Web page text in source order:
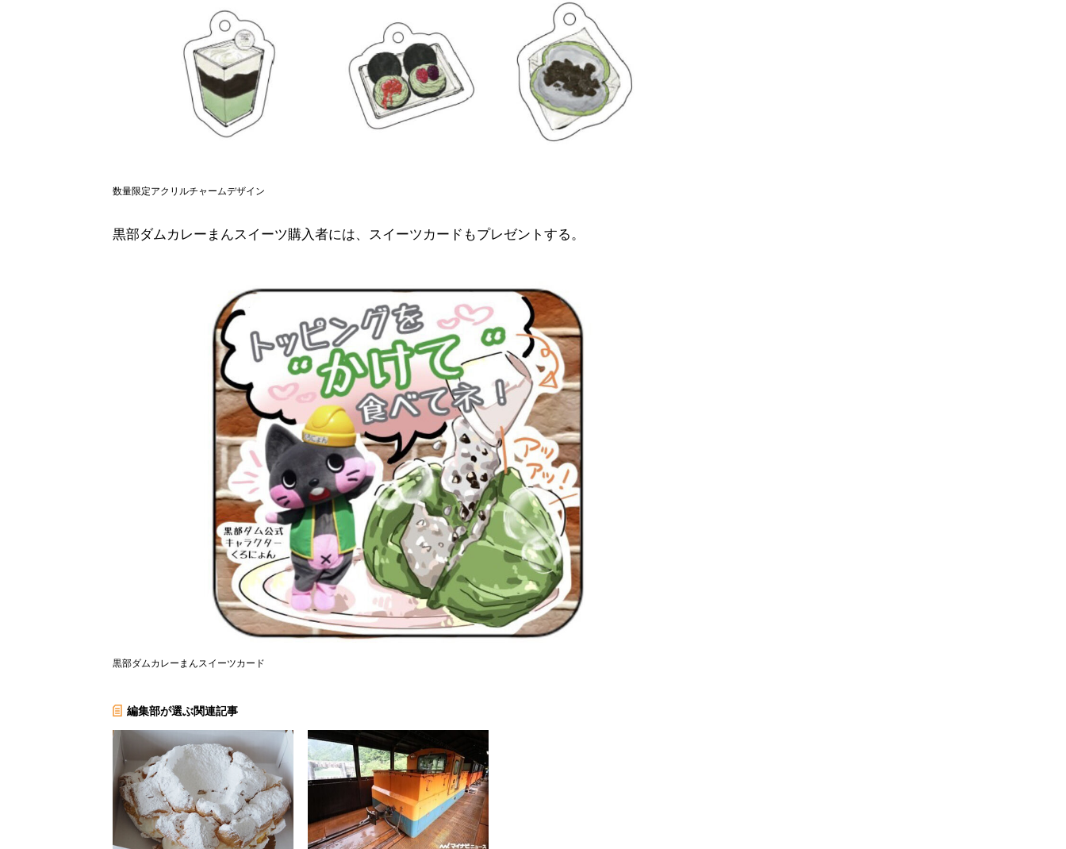
数量限定アクリルチャームデザイン
黒部ダムカレーまんスイーツ購入者には、スイーツカードもプレゼントする。
黒部ダムカレーまんスイーツカード
編集部が選ぶ関連記事